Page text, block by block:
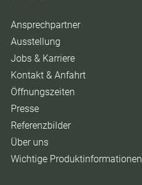
Ansprechpartner
Ausstellung
Jobs & Karriere
Kontakt & Anfahrt
Öffnungszeiten
Presse
Referenzbilder
Über uns
Wichtige Produktinformationen